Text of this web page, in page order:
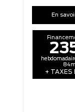
En
+ TAXES